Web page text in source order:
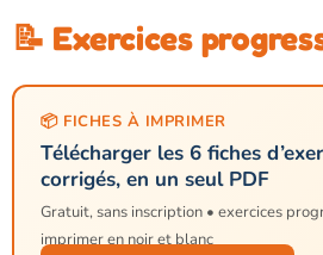
📝 Exercices
📦 FICHES À IMPRIMER
Télécharger les 6 fiches
corrigés, en un seul PDF
Gratuit, sans inscription • exercices
imprimer en noir et blanc